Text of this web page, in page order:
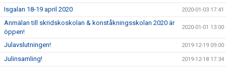
Isgalan 18-19 april 2020 2020-01-03 17:41
Anmälan till skridskoskolan & konståkningsskolan 2020 är
öppen!
2020-01-01 13:00
Julavslutningen! 2019-12-19 09:00
Julinsamling! 2019-12-18 17:34